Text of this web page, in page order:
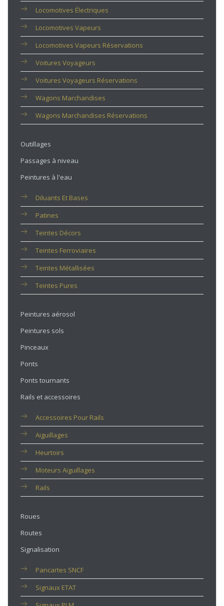
Locomotives Électriques
Locomotives Vapeurs
Locomotives Vapeurs Réservations
Voitures Voyageurs
Voitures Voyageurs Réservations
Wagons Marchandises
Wagons Marchandises Réservations
Outillages
Passages à niveau
Peintures à l'eau
Diluants Et Bases
Patines
Teintes Décors
Teintes Ferroviaires
Teintes Métallisées
Teintes Pures
Peintures aérosol
Peintures sols
Pinceaux
Ponts
Ponts tournants
Rails et accessoires
Accessoires Pour Rails
Aiguillages
Heurtoirs
Moteurs Aiguillages
Rails
Roues
Routes
Signalisation
Pancartes SNCF
Signaux ETAT